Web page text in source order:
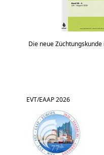
Die neue
EVT/EAAP 2026